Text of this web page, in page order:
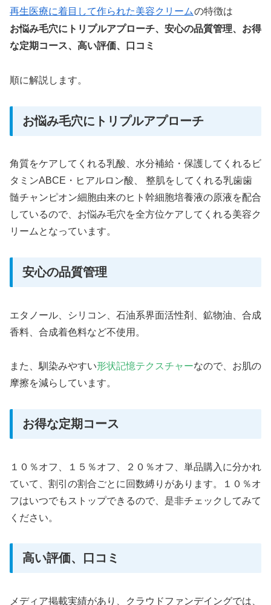
再生医療に着目して作られた美容クリームの特徴は
お悩み毛穴にトリプルアプローチ、安心の品質管理、お得
な定期コース、高い評価、口コミ
順に解説します。
お悩み毛穴にトリプルアプローチ
角質をケアしてくれる乳酸、水分補給・保護してくれるビ
タミンABCE・ヒアルロン酸、 整肌をしてくれる乳歯歯
髄チャンピオン細胞由来のヒト幹細胞培養液の原液を配合
しているので、お悩み毛穴を全方位ケアしてくれる美容ク
リームとなっています。
安心の品質管理
エタノール、シリコン、石油系界面活性剤、鉱物油、合成
香料、合成着色料など不使用。
また、馴染みやすい形状記憶テクスチャーなので、お肌の
摩擦を減らしています。
お得な定期コース
１０％オフ、１５％オフ、２０％オフ、単品購入に分かれ
ていて、割引の割合ごとに回数縛りがあります。１０％オ
フはいつでもストップできるので、是非チェックしてみて
ください。
高い評価、口コミ
メディア掲載実績があり、クラウドファンデイングでは、